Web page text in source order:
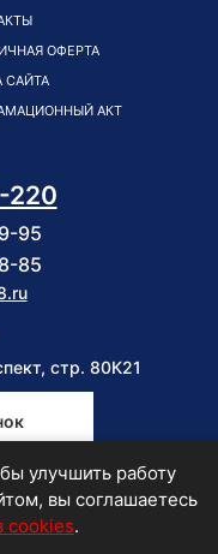
ОФЕРТА
САЙТА
АКТ
220
95
85
стр. 80К21
улучшить работу
вы соглашаетесь
cookies.